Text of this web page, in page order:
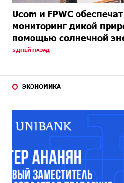
Ucom и FPWC
мониторинг дикой
помощью солнечной
5 ДНЕЙ НАЗАД
ЭКОНОМИКА